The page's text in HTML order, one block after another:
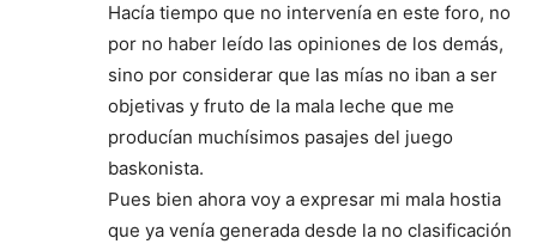
Hacía tiempo que no intervenía en este foro, no
por no haber leído las opiniones de los demás,
sino por considerar que las mías no iban a ser
objetivas y fruto de la mala leche que me
producían muchísimos pasajes del juego
baskonista.
Pues bien ahora voy a expresar mi mala hostia
que ya venía generada desde la no clasificación